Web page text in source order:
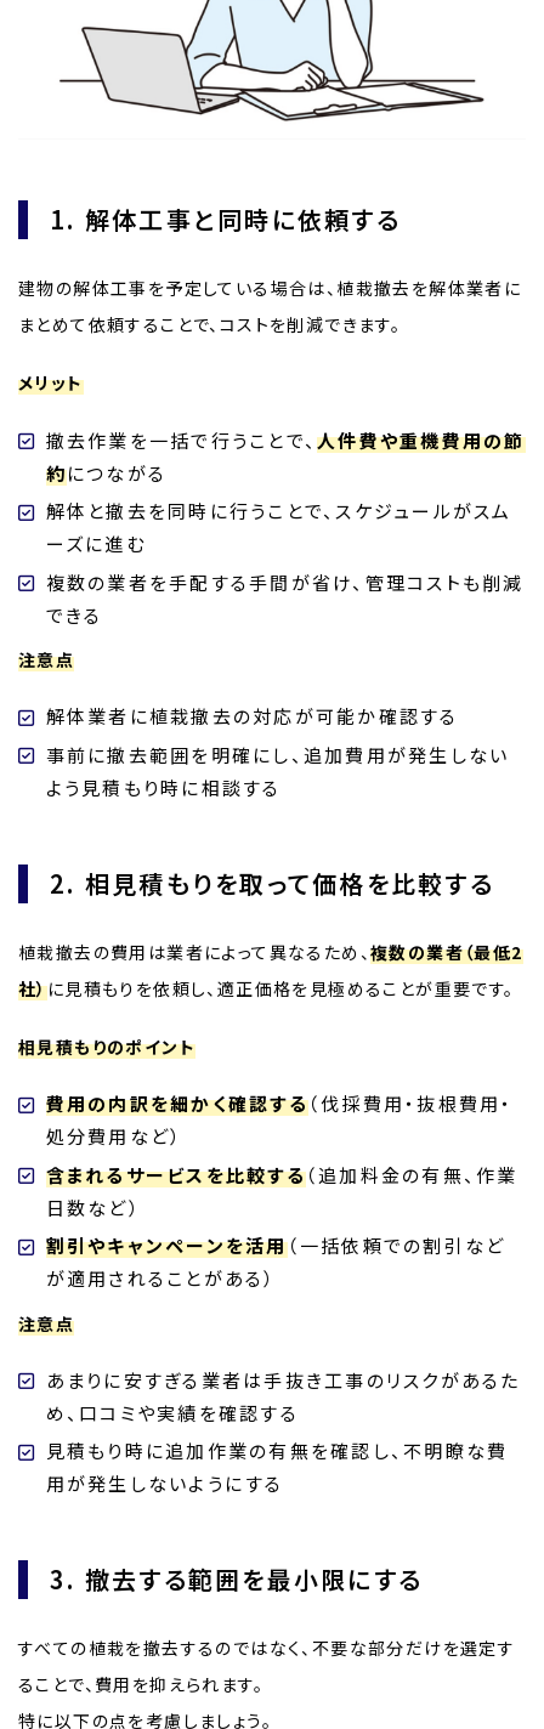
1. 解体工事と同時に依頼する
建物の解体工事を予定している場合は、植栽撤去を解体業者に
まとめて依頼することで、コストを削減できます。
メリット
撤去作業を一括で行うことで、 人件費や重機費用の節
約につながる
解体と撤去を同時に行うことで、スケジュールがスム
ーズに進む
複数の業者を手配する手間が省け、管理コストも削減
できる
注意点
解体業者に植栽撤去の対応が可能か確認する
事前に撤去範囲を明確にし、追加費用が発生しない
よう見積もり時に相談する
2. 相見積もりを取って価格を比較する
植栽撤去の費用は業者によって異なるため、 複数の業者（最低2
社）に見積もりを依頼し、適正価格を見極めることが重要です。
相見積もりのポイント
費用の内訳を細かく確認する（伐採費用・抜根費用・
処分費用など）
含まれるサービスを比較する（追加料金の有無、作業
日数など）
割引やキャンペーンを活用（一括依頼での割引など
が適用されることがある）
注意点
あまりに安すぎる業者は手抜き工事のリスクがあるた
め、口コミや実績を確認する
見積もり時に追加作業の有無を確認し、不明瞭な費
用が発生しないようにする
3. 撤去する範囲を最小限にする
すべての植栽を撤去するのではなく、不要な部分だけを選定す
ることで、費用を抑えられます。
特に以下の点を考慮しましょう。